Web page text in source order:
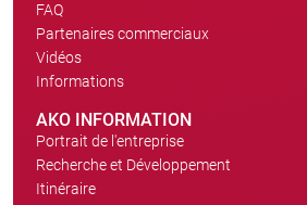
FAQ
Partenaires commerciaux
Vidéos
Informations
AKO INFORMATION
Portrait de l'entreprise
Recherche et Développement
Itinéraire